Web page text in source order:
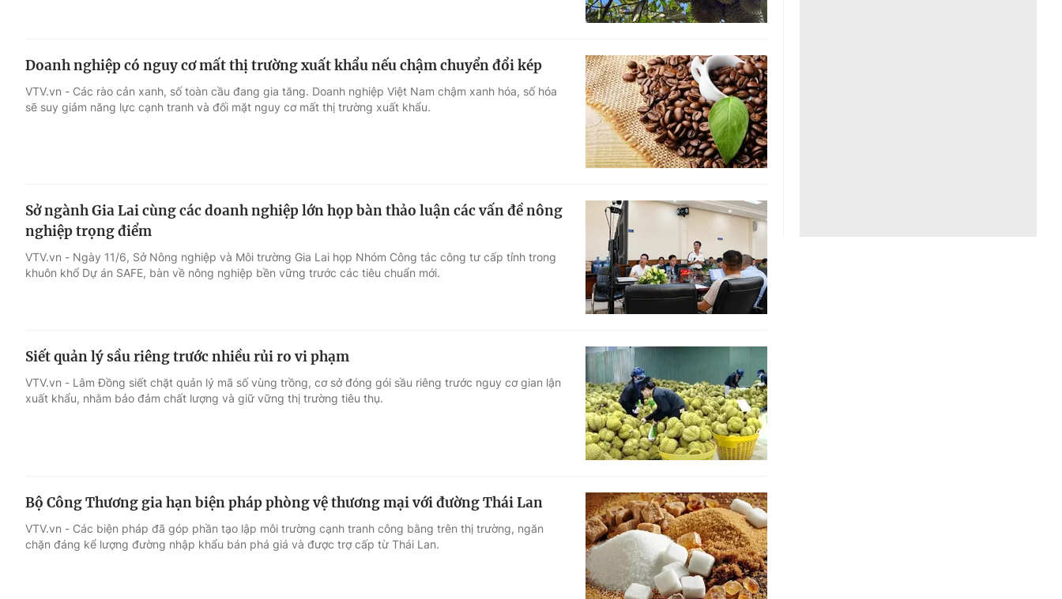
Điện ảnh
Âm nhạc
Sao
Du lịch
Làm đẹp
Chất lượng cuộc sống
Tuyển sinh
Học trực tuyến
Công nghệ
Hitech Công nghệ tương lai
Sản phẩm
Thị trường
Tư vấn
Doanh nghiệp có nguy cơ mất thị trường xuất khẩu nếu chậm chuyển đổi kép
VTV.vn - Các rào cản xanh, số toàn cầu đang gia tăng. Doanh nghiệp Việt Nam chậm xanh hóa, số hóa
sẽ suy giảm năng lực cạnh tranh và đối mặt nguy cơ mất thị trường xuất khẩu.
Sở ngành Gia Lai cùng các doanh nghiệp lớn họp bàn thảo luận các vấn đề nông
nghiệp trọng điểm
VTV.vn - Ngày 11/6, Sở Nông nghiệp và Môi trường Gia Lai họp Nhóm Công tác công tư cấp tỉnh trong
khuôn khổ Dự án SAFE, bàn về nông nghiệp bền vững trước các tiêu chuẩn mới.
Siết quản lý sầu riêng trước nhiều rủi ro vi phạm
VTV.vn - Lâm Đồng siết chặt quản lý mã số vùng trồng, cơ sở đóng gói sầu riêng trước nguy cơ gian lận
xuất khẩu, nhằm bảo đảm chất lượng và giữ vững thị trường tiêu thụ.
Bộ Công Thương gia hạn biện pháp phòng vệ thương mại với đường Thái Lan
VTV.vn - Các biện pháp đã góp phần tạo lập môi trường cạnh tranh công bằng trên thị trường, ngăn
chặn đáng kể lượng đường nhập khẩu bán phá giá và được trợ cấp từ Thái Lan.